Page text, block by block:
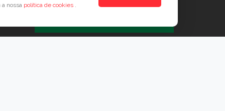
nossa política de cookies .